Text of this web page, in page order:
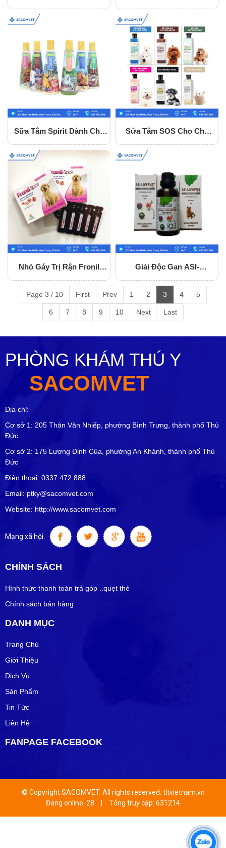
Sữa Tắm Spirit Dành Cho
Sữa Tắm SOS Cho Chó
Nhỏ Gáy Trị Rận Fronil
Giải Độc Gan ASI-
Page 3 / 10 First Prev 1 2 3 4 5
6 7 8 9 10 Next Last
PHÒNG KHÁM THÚ Y
SACOMVET
Địa chỉ:
Cơ sở 1: 205 Thân Văn Nhiếp, phường Bình Trưng, thành phố Thủ
Đức
Cơ sở 2: 175 Lương Định Của, phường An Khánh, thành phố Thủ
Đức
Điện thoại: 0337 472 888
Email: ptky@sacomvet.com
Website: http://www.sacomvet.com
Mạng xã hội:
CHÍNH SÁCH
Hình thức thanh toán trả góp ..quẹt thẻ
Chính sách bán hàng
DANH MỤC
Trang Chủ
Giới Thiệu
Dịch Vụ
Sản Phẩm
Tin Tức
Liên Hệ
FANPAGE FACEBOOK
© Copyright SACOMVET. All rights reserved. tltvietnam.vn
Đang online: 28
Tổng truy cập: 631214